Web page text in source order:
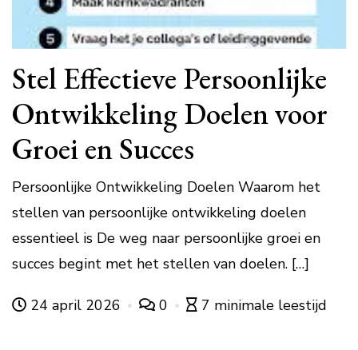
Stel Effectieve Persoonlijke
Ontwikkeling Doelen voor
Groei en Succes
Persoonlijke Ontwikkeling Doelen Waarom het
stellen van persoonlijke ontwikkeling doelen
essentieel is De weg naar persoonlijke groei en
succes begint met het stellen van doelen. […]
24 april 2026 0 7 minimale leestijd